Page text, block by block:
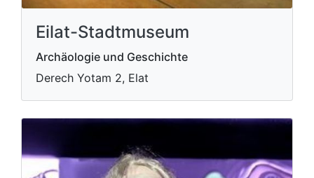
Eilat-Stadtmuseum
Archäologie und Geschichte
Derech Yotam 2, Elat